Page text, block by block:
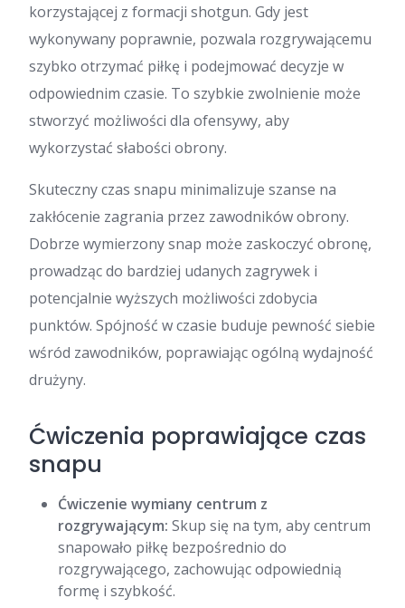
korzystającej z formacji shotgun. Gdy jest
wykonywany poprawnie, pozwala rozgrywającemu
szybko otrzymać piłkę i podejmować decyzje w
odpowiednim czasie. To szybkie zwolnienie może
stworzyć możliwości dla ofensywy, aby
wykorzystać słabości obrony.
Skuteczny czas snapu minimalizuje szanse na
zakłócenie zagrania przez zawodników obrony.
Dobrze wymierzony snap może zaskoczyć obronę,
prowadząc do bardziej udanych zagrywek i
potencjalnie wyższych możliwości zdobycia
punktów. Spójność w czasie buduje pewność siebie
wśród zawodników, poprawiając ogólną wydajność
drużyny.
Ćwiczenia poprawiające czas
snapu
Ćwiczenie wymiany centrum z
rozgrywającym: Skup się na tym, aby centrum
snapowało piłkę bezpośrednio do
rozgrywającego, zachowując odpowiednią
formę i szybkość.